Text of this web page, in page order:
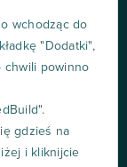
wchodząc do
"Dodatki",
chwili powinno
gdzieś na
i kliknijcie